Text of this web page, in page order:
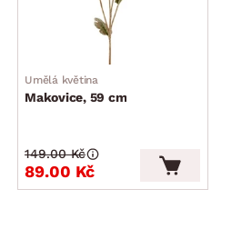
Umělá květina
Makovice, 59 cm
89.00 Kč
149.00 Kč